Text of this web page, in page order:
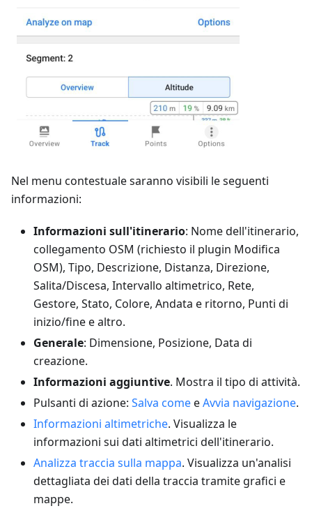
Nel menu contestuale saranno visibili le seguenti
informazioni:
Informazioni sull'itinerario: Nome dell'itinerario,
collegamento OSM (richiesto il plugin Modifica
OSM), Tipo, Descrizione, Distanza, Direzione,
Salita/Discesa, Intervallo altimetrico, Rete,
Gestore, Stato, Colore, Andata e ritorno, Punti di
inizio/fine e altro.
Generale: Dimensione, Posizione, Data di
creazione.
Informazioni aggiuntive. Mostra il tipo di attività.
Pulsanti di azione: Salva comeeAvvia navigazione.
Informazioni altimetriche. Visualizza le
informazioni sui dati altimetrici dell'itinerario.
Analizza traccia sulla mappa. Visualizza un'analisi
dettagliata dei dati della traccia tramite grafici e
mappe.